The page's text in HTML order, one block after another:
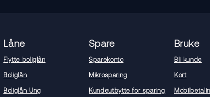
Låne
Flytte boliglån
Boliglån
Boliglån Ung
Spare
Sparekonto
Mikrosparing
Kundeutbytte for sparing
Bruke
Bli kunde
Kort